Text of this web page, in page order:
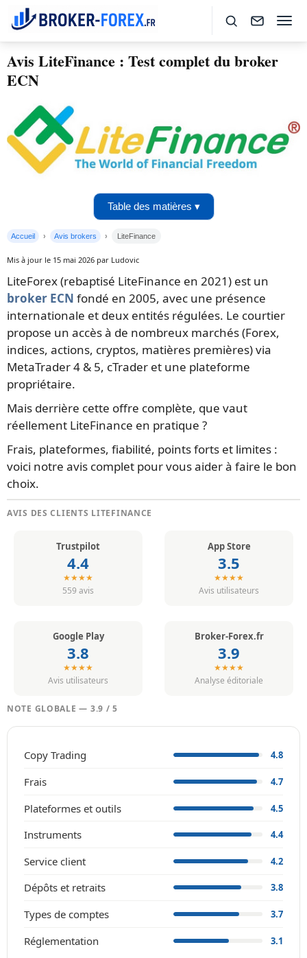
Avis LiteFinance : Test complet du broker
ECN
Table des matières ▾
Accueil Avis brokers LiteFinance
Mis à jour le 15 mai 2026 par Ludovic
LiteForex (rebaptisé LiteFinance en 2021) est un
broker ECN fondé en 2005, avec une présence
internationale et deux entités régulées. Le courtier
propose un accès à de nombreux marchés (Forex,
indices, actions, cryptos, matières premières) via
MetaTrader 4 & 5, cTrader et une plateforme
propriétaire.
Mais derrière cette offre complète, que vaut
réellement LiteFinance en pratique ?
Frais, plateformes, fiabilité, points forts et limites :
voici notre avis complet pour vous aider à faire le bon
choix.
AVIS DES CLIENTS LITEFINANCE
Trustpilot
4.4
★★★★
559 avis
App Store
3.5
★★★★
Avis utilisateurs
Google Play
3.8
★★★★
Avis utilisateurs
Broker-Forex.fr
3.9
★★★★
Analyse éditoriale
NOTE GLOBALE — 3.9 / 5
Copy Trading 4.8
Frais 4.7
Plateformes et outils 4.5
Instruments 4.4
Service client 4.2
Dépôts et retraits 3.8
Types de comptes 3.7
Réglementation 3.1